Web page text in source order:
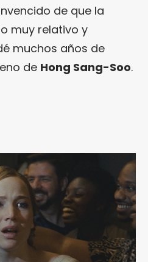
de que la
muy relativo y
muchos años de
de Hong Sang-Soo.
web está inactiva,
que la aventura
.